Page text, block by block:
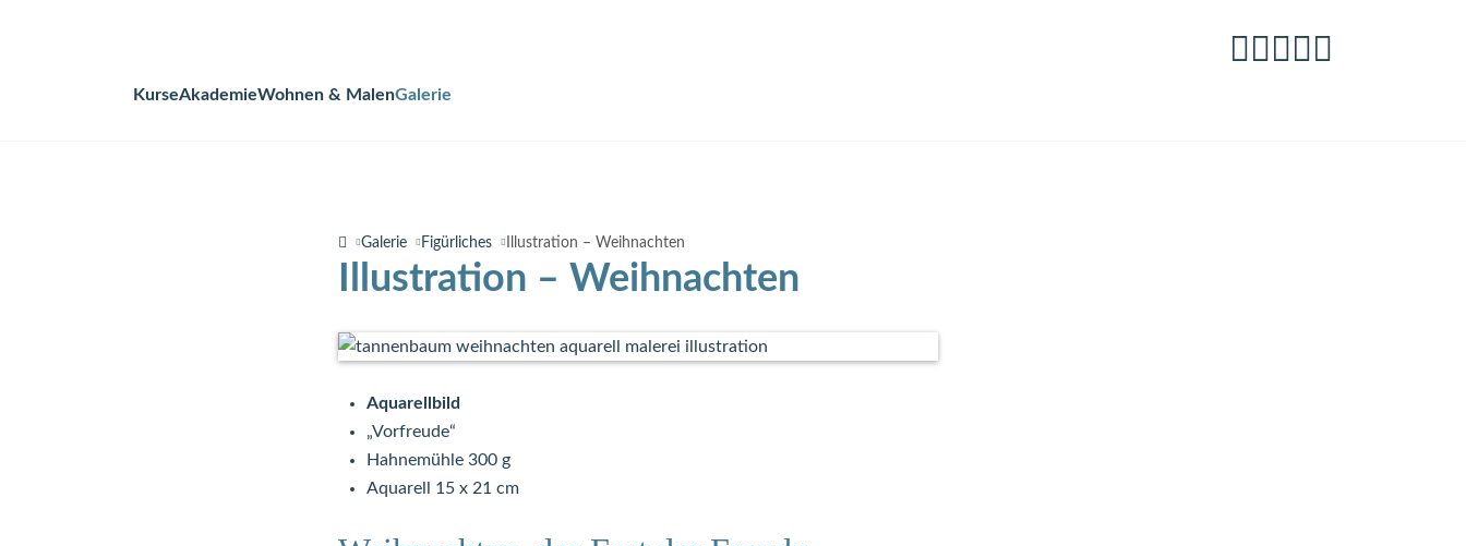
Navigation
KurseAkademieWohnen & MalenGalerie
Galerie Figürliches Illustration – Weihnachten
Illustration – Weihnachten
Aquarellbild
„Vorfreude“
Hahnemühle 300 g
Aquarell 15 x 21 cm